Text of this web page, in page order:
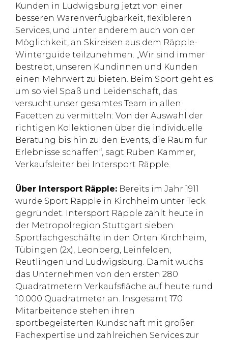
Kunden in Ludwigsburg jetzt von einer
besseren Warenverfügbarkeit, flexibleren
Services, und unter anderem auch von der
Möglichkeit, an Skireisen aus dem Räpple-
Winterguide teilzunehmen. „Wir sind immer
bestrebt, unseren Kundinnen und Kunden
einen Mehrwert zu bieten. Beim Sport geht es
um so viel Spaß und Leidenschaft, das
versucht unser gesamtes Team in allen
Facetten zu vermitteln: Von der Auswahl der
richtigen Kollektionen über die individuelle
Beratung bis hin zu den Events, die Raum für
Erlebnisse schaffen“, sagt Ruben Kammer,
Verkaufsleiter bei Intersport Räpple.
Über Intersport Räpple: Bereits im Jahr 1911
wurde Sport Räpple in Kirchheim unter Teck
gegründet. Intersport Räpple zählt heute in
der Metropolregion Stuttgart sieben
Sportfachgeschäfte in den Orten Kirchheim,
Tübingen (2x), Leonberg, Leinfelden,
Reutlingen und Ludwigsburg. Damit wuchs
das Unternehmen von den ersten 280
Quadratmetern Verkaufsfläche auf heute rund
10.000 Quadratmeter an. Insgesamt 170
Mitarbeitende stehen ihren
sportbegeisterten Kundschaft mit großer
Fachexpertise und zahlreichen Services zur